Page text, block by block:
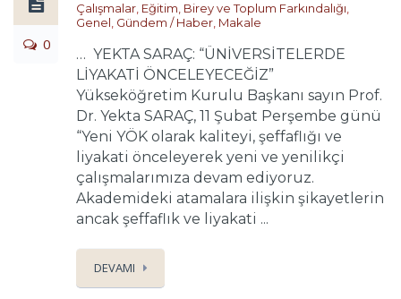
0
Çalışmalar Eğitim, Birey ve Toplum Farkındalığı
Genel Gündem / Haber Makale
… YEKTA SARAÇ: “ÜNİVERSİTELERDE
LİYAKATİ ÖNCELEYECEĞİZ”
Yükseköğretim Kurulu Başkanı sayın Prof.
Dr. Yekta SARAÇ, 11 Şubat Perşembe günü
“Yeni YÖK olarak kaliteyi, şeffaflığı ve
liyakati önceleyerek yeni ve yenilikçi
çalışmalarımıza devam ediyoruz.
Akademideki atamalara ilişkin şikayetlerin
ancak şeffaflık ve liyakati ...
DEVAMI